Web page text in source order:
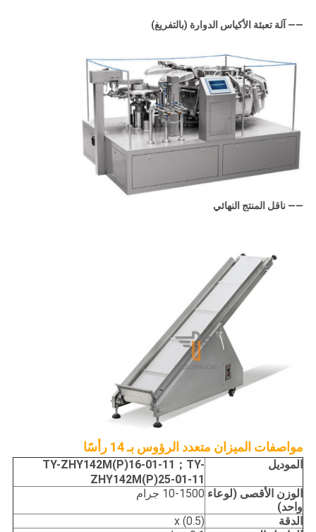
—— آلة تعبئة الأكياس الدوارة (بالتفريغ)
—— ناقل المنتج النهائي
مواصفات الميزان متعدد الرؤوس بـ 14 رأسًا
الموديل
TY-ZHY142M(P)16-01-11；TY-
ZHY142M(P)25-01-11
الوزن الأقصى (لوعاء
واحد)
10-1500 جرام
الدقة
x (0.5)